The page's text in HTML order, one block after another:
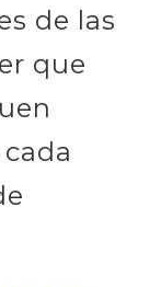
de las
que